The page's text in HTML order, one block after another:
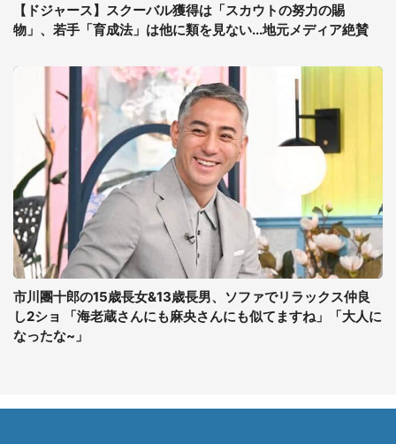
【ドジャース】スクーバル獲得は「スカウトの努力の賜
物」、若手「育成法」は他に類を見ない...地元メディア絶賛
市川團十郎の15歳長女&13歳長男、ソファでリラックス仲良
し2ショ 「海老蔵さんにも麻央さんにも似てますね」「大人に
なったな~」